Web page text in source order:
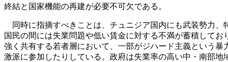
終結と国家機能の再建が必要不可欠である。
同時に指摘すべきことは、チュニジア国内にも武装勢力、
国民の間には失業問題や低い賃金に対する不満が蓄積して
強く共有する若者層において、一部がジハード主義という
激派に参加したりしている。政府は失業率の高い中・南部